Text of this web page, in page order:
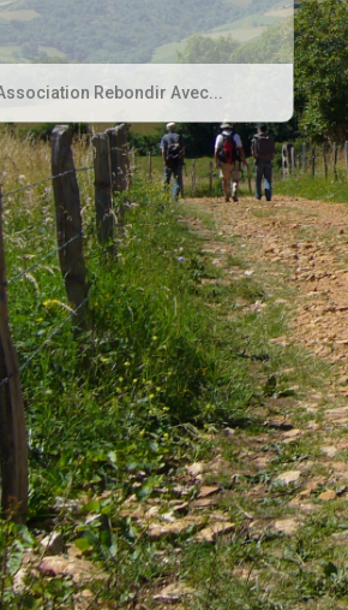
Rebondir Avec...